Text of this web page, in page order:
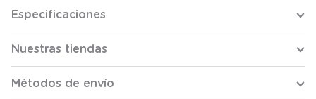
Especificaciones
Nuestras tiendas
Métodos de envío